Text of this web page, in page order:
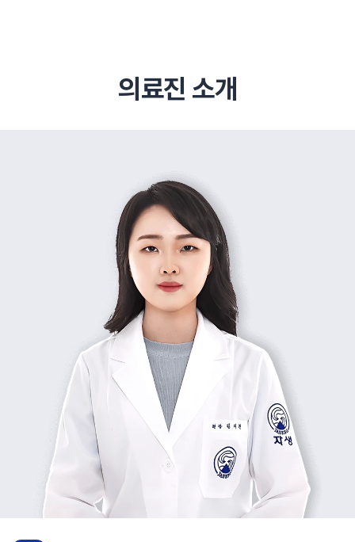
#초음파약침 #척추압박골절
의료진 소개